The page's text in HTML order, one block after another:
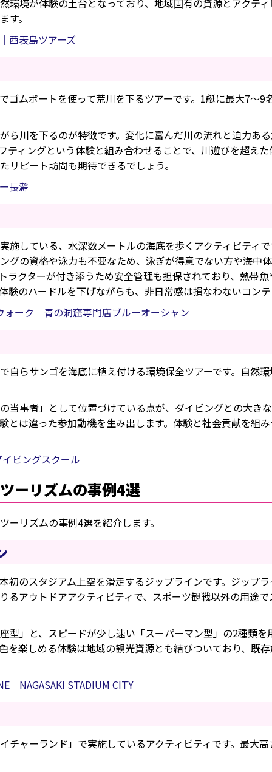
環境が体験の土台となっており、地域固有の資源とアクテ
す。
西表島ツアーズ
ゴムボートを使って荒川を下るツアーです。1艇に最大7～
ら川を下るのが特徴です。変化に富んだ川の流れと迫力あ
ティングという体験と組み合わせることで、川遊びを超え
ピート訪問も期待できるでしょう。
長瀞
施している、水深数メートルの海底を歩くアクティビティ
グの資格や泳力も不要なため、泳ぎが得意でない方や海中
ラクターが付き添うため安全管理も担保されており、熱帯
験のハードルを下げながらも、非日常感は損なわないコン
ーク｜青の洞窟専門店ブルーオーシャン
自らサンゴを海底に植え付ける環境保全ツアーです。自然
当事者」として位置づけている点が、ダイビングとの大き
とは違った参加動機を生み出します。体験と社会貢献を組
ビングスクール
ーリズムの事例4選
リズムの事例4選を紹介します。
初のスタジアム上空を滑走するジップラインです。ジップ
るアウトドアアクティビティで、スポーツ観戦以外の用途
型」と、スピードが少し速い「スーパーマン型」の2種類
を楽しめる体験は地域の観光資源とも結びついており、既
｜NAGASAKI STADIUM CITY
チャーランド」で実施しているアクティビティです。最大